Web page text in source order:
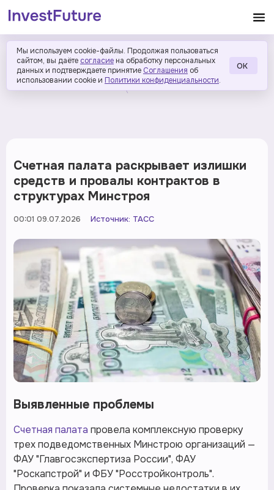
Мы используем cookie-файлы. Продолжая пользоваться
сайтом, вы даёте согласие на обработку персональных
данных и подтверждаете принятие Соглашения об
использовании cookie и Политики конфиденциальности.
ОК
Счетная палата раскрывает излишки
средств и провалы контрактов в
структурах Минстроя
00:01 09.07.2026 Источник: ТАСС
Выявленные проблемы
Счетная палата провела комплексную проверку
трех подведомственных Минстрою организаций —
ФАУ "Главгосэкспертиза России", ФАУ
"Роскапстрой" и ФБУ "Росстройконтроль".